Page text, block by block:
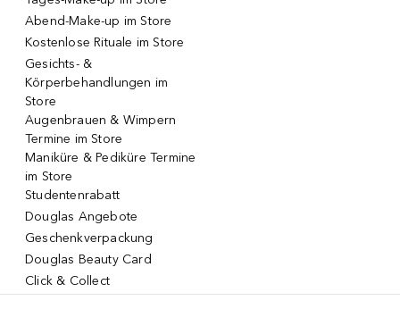
Abend-Make-up im Store
Kostenlose Rituale im Store
Gesichts- &
Körperbehandlungen im
Store
Augenbrauen & Wimpern
Termine im Store
Maniküre & Pediküre Termine
im Store
Studentenrabatt
Douglas Angebote
Geschenkverpackung
Douglas Beauty Card
Click & Collect